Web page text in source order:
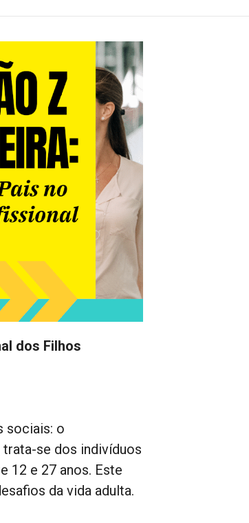
dos Filhos
sociais: o
se dos indivíduos
12 e 27 anos. Este
da vida adulta.